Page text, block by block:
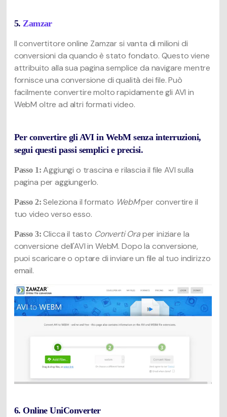
5. Zamzar
Il convertitore online Zamzar si vanta di milioni di
conversioni da quando è stato fondato. Questo viene
attribuito alla sua pagina semplice da navigare mentre
fornisce una conversione di qualità dei file. Può
facilmente convertire molto rapidamente gli AVI in
WebM oltre ad altri formati video.
Per convertire gli AVI in WebM senza interruzioni,
segui questi passi semplici e precisi.
Passo 1: Aggiungi o trascina e rilascia il file AVI sulla
pagina per aggiungerlo.
Passo 2: Seleziona il formato WebMper convertire il
tuo video verso esso.
Passo 3: Clicca il tasto Converti Oraper iniziare la
conversione dell'AVI in WebM. Dopo la conversione,
puoi scaricare o optare di inviare un file al tuo indirizzo
email.
6. Online UniConverter